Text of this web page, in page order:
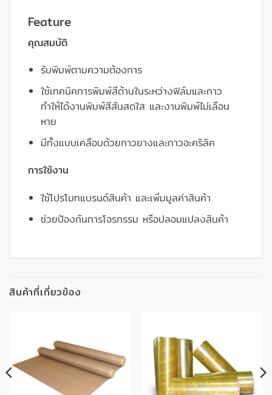
Feature
คุณสมบัติ
รับพิมพ์ตามความต้องการ
ใช้เทคนิคการพิมพ์สีด้านในระหว่างฟิล์มและกาว
ทำให้ได้งานพิมพ์สีสันสดใส และงานพิมพ์ไม่เลือน
หาย
มีทั้งแบบเคลือบด้วยกาวยางและกาวอะคริลิค
การใช้งาน
ใช้โปรโมทแบรนด์สินค้า และเพิ่มมูลค่าสินค้า
ช่วยป้องกันการโจรกรรม หรือปลอมแปลงสินค้า
สินค้าที่เกี่ยวข้อง